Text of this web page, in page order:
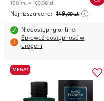
100 ml = 169,98 zł
Najniższa cena: 149,99 zł
Niedostępny online
Sprawdź dostępność w
drogerii
MEGA!